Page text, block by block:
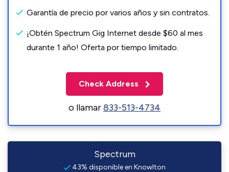
Garantía de precio por varios años y sin contratos.
¡Obtén Spectrum Gig Internet desde $60 al mes
durante 1 año! Oferta por tiempo limitado.
Check Address
o llamar833-513-4734
Spectrum
43% disponible en Knowlton